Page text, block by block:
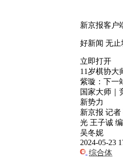
新京报客户
好新闻 无止
立即打开
11岁棋协大
紫璇：下一
国家大师｜
新势力
新京报 记者
光 王子诚
吴冬妮
2024-05-23
综合体